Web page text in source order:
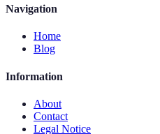
Navigation
Home
Blog
Information
About
Contact
Legal Notice